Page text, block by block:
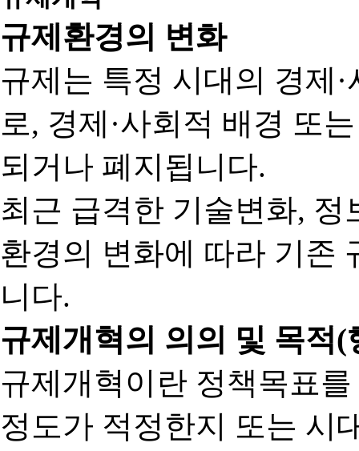
규제환경의 변화
규제는 특정 시대의 경제
로, 경제·사회적 배경 또
되거나 폐지됩니다.
최근 급격한 기술변화,
환경의 변화에 따라 기존
니다.
규제개혁의 의의 및 목적
규제개혁이란 정책목표
정도가 적정한지 또는 시